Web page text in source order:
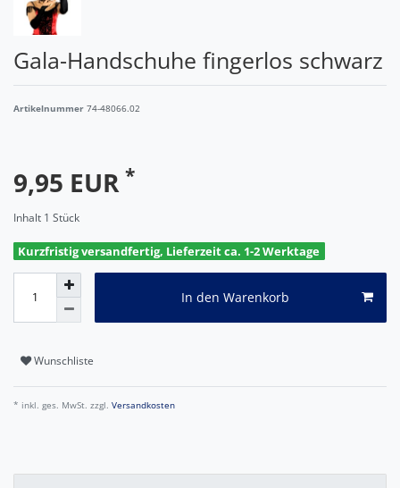
Gala-Handschuhe fingerlos schwarz
Artikelnummer 74-48066.02
9,95 EUR *
Inhalt 1 Stück
Kurzfristig versandfertig, Lieferzeit ca. 1-2 Werktage
In den Warenkorb
Wunschliste
* inkl. ges. MwSt. zzgl. Versandkosten